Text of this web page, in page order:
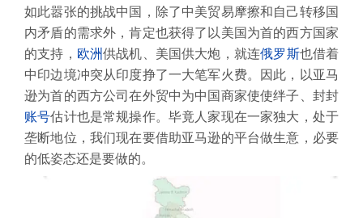
如此嚣张的挑战中国，除了中美贸易摩擦和自己转移国
内矛盾的需求外，肯定也获得了以美国为首的西方国家
的支持， 欧洲供战机、美国供大炮，就连俄罗斯也借着
中印边境冲突从印度挣了一大笔军火费。因此，以亚马
逊为首的西方公司在外贸中为中国商家使使绊子、封封
账号估计也是常规操作。毕竟人家现在一家独大，处于
垄断地位，我们现在要借助亚马逊的平台做生意，必要
的低姿态还是要做的。